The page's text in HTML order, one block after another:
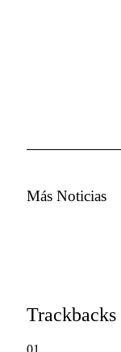
Más Noticias